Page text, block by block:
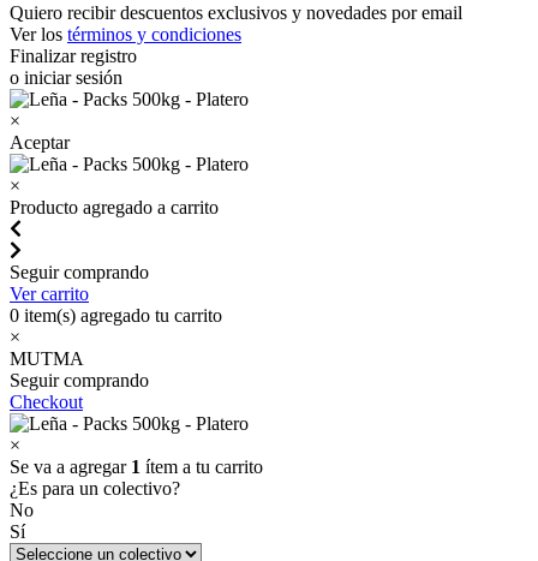
Quiero recibir descuentos exclusivos y novedades por email
Ver los términos y condiciones
Finalizar registro
o iniciar sesión
×
Aceptar
×
Producto agregado a carrito
Seguir comprando
Ver carrito
0 item(s) agregado tu carrito
×
MUTMA
Seguir comprando
Checkout
×
Se va a agregar 1 ítem a tu carrito
¿Es para un colectivo?
No
Sí